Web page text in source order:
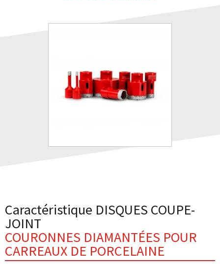
Caractéristique DISQUES COUPE-
JOINT
COURONNES DIAMANTÉES POUR
CARREAUX DE PORCELAINE